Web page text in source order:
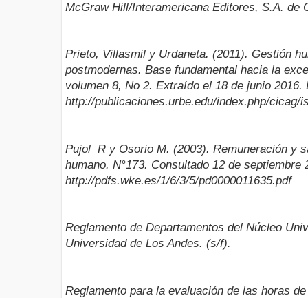
McGraw Hill/Interamericana Editores, S.A. de
Prieto, Villasmil y Urdaneta. (2011). Gestión
postmodernas. Base fundamental hacia la
volumen 8, No 2. Extraído el 18 de junio 2016.
http://publicaciones.urbe.edu/index.php/cicag/
Pujol R y Osorio M. (2003). Remuneración y
humano. N°173. Consultado 12 de septiembre
http://pdfs.wke.es/1/6/3/5/pd0000011635.pdf
Reglamento de Departamentos del Núcleo
Universidad de Los Andes. (s/f).
Reglamento para la evaluación de las horas